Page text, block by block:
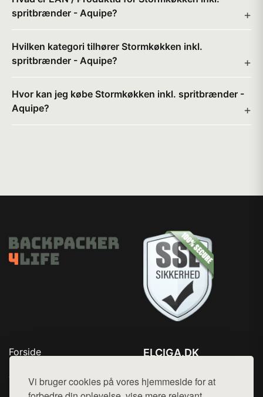
Vi bruger cookies på vores hjemmeside for at
spritbrænder - Aquipe?
Hvilken kategori tilhører Stormkøkken inkl.
spritbrænder - Aquipe?
Hvor kan jeg købe Stormkøkken inkl. spritbrænder -
Aquipe?
Forside
Top Rabatter
Kontakt
ELCIGA.DK
Mail: hej@want.dk